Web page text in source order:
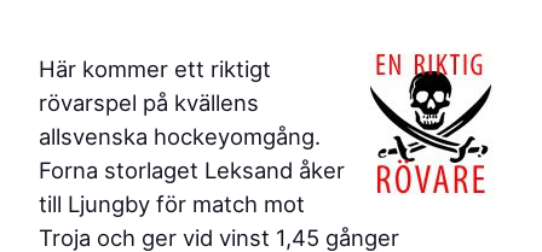
Här kommer ett riktigt
rövarspel på kvällens
allsvenska hockeyomgång.
Forna storlaget Leksand åker
till Ljungby för match mot
Troja och ger vid vinst 1,45 gånger